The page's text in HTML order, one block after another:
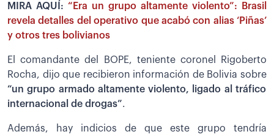
MIRA AQUÍ: “Era un grupo altamente violento”: Brasil
revela detalles del operativo que acabó con alias ‘Piñas’
y otros tres bolivianos
El comandante del BOPE, teniente coronel Rigoberto
Rocha, dijo que recibieron información de Bolivia sobre
“un grupo armado altamente violento, ligado al tráfico
internacional de drogas”.
Además, hay indicios de que este grupo tendría